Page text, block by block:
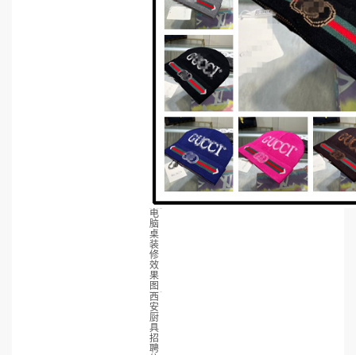
电
脑
桌
装
修
效
果
图
西
安
厨
具
招
聘